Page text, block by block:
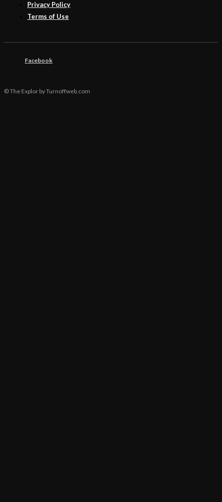
Privacy Policy
Terms of Use
Facebook
© The Explor by Turnoffweb.com